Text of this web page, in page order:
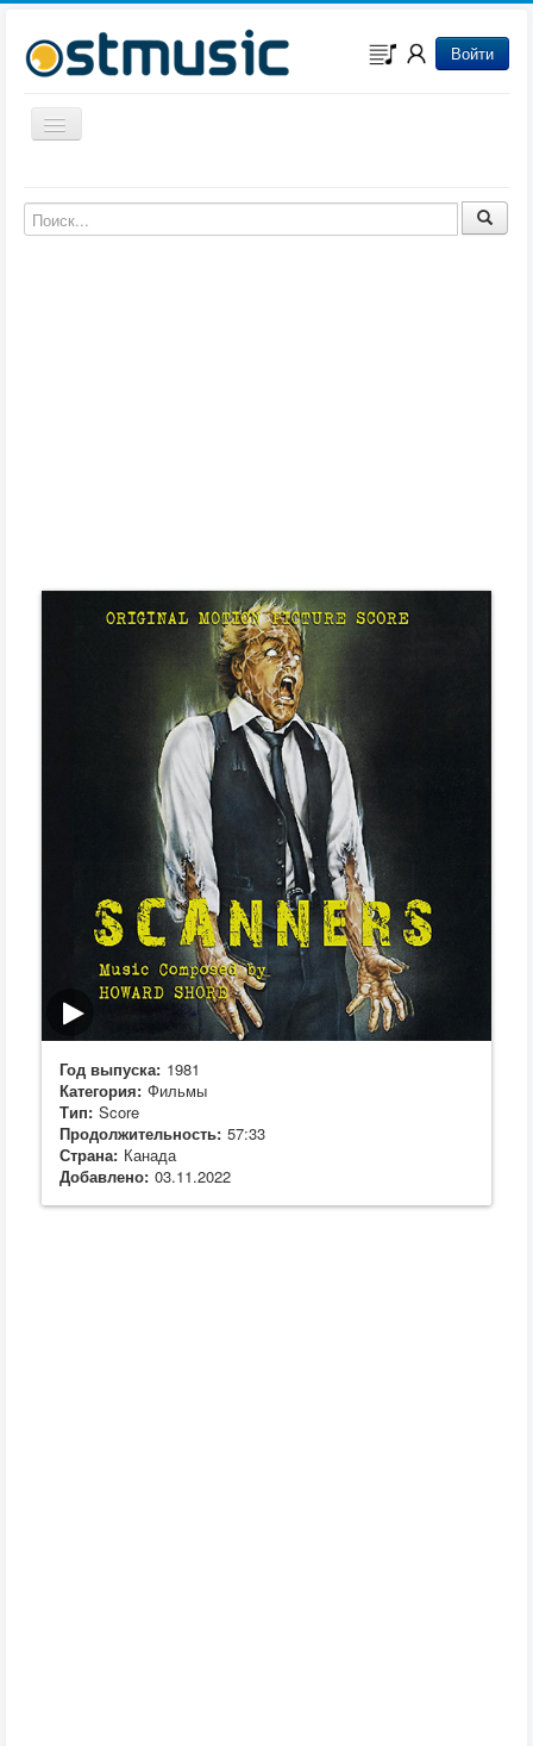
Войти
Включить/выключить навигацию
Музыка из мультфильмов
Музыка из сериалов
Год выпуска: 1981
Категория: Фильмы
Тип: Score
Продолжительность: 57:33
Страна: Канада
Добавлено: 03.11.2022